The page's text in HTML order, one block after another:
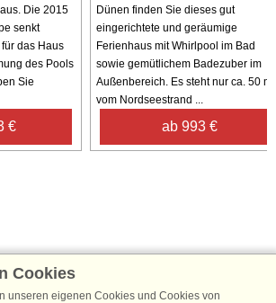
Die 2015
senkt
das Haus
des Pools
Sie
€
Dünen finden Sie dieses gut
eingerichtete und geräumige
Ferienhaus mit Whirlpool im Bad
sowie gemütlichem Badezuber im
Außenbereich. Es steht nur ca. 50 m
vom Nordseestrand ...
ab 993 €
Ferienhaus-Fans an
Cookies
unseren eigenen Cookies und Cookies von